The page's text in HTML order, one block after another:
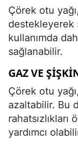
Çörek otu
destekleyerek
kullanımda
sağlanabilir.
GAZ VE
Çörek otu
azaltabilir. Bu
yardımcı